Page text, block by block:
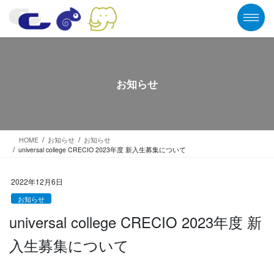
お知らせ
HOME お知らせ
お知らせ
universal college CRECIO 2023年度 新入生募集について
2022年12月6日
お知らせ
universal college CRECIO 2023年度 新
入生募集について